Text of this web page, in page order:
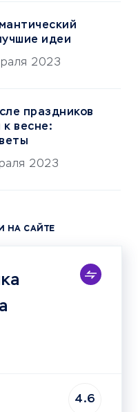
идеи
2023
праздников
к весне:
2023
НА САЙТЕ
4.6